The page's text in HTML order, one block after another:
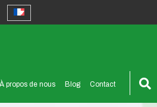
À propos de nous Blog Contact